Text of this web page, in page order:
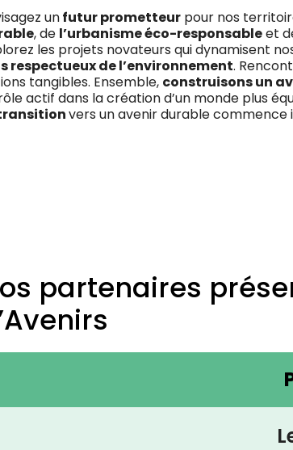
unfutur prometteur pour nos
, de l’urbanisme éco-responsableet
les projets novateurs qui dynamisent
respectueux de l’environnement.
tangibles. Ensemble, construisons un
actif dans la création d’un monde plus
vers un avenir durable commence
partenaires